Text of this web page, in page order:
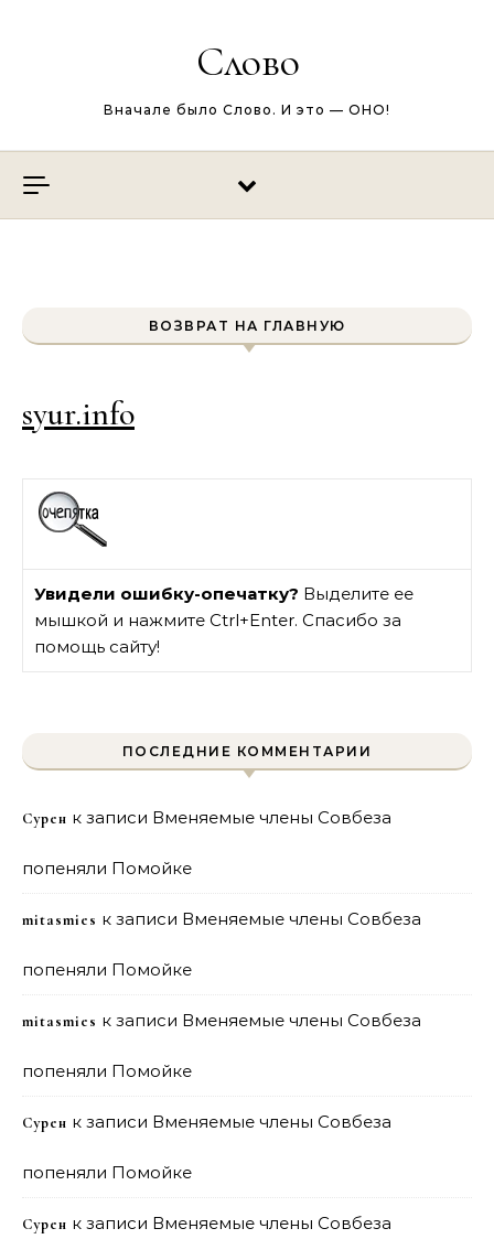
Слово
Вначале было Слово. И это — ОНО!
ВОЗВРАТ НА ГЛАВНУЮ
syur.info
Увидели ошибку-опечатку? Выделите ее
мышкой и нажмите Ctrl+Enter. Спасибо за
помощь сайту!
ПОСЛЕДНИЕ КОММЕНТАРИИ
Сурен к записи Вменяемые члены Совбеза
попеняли Помойке
mitasmies к записи Вменяемые члены Совбеза
попеняли Помойке
mitasmies к записи Вменяемые члены Совбеза
попеняли Помойке
Сурен к записи Вменяемые члены Совбеза
попеняли Помойке
Сурен к записи Вменяемые члены Совбеза